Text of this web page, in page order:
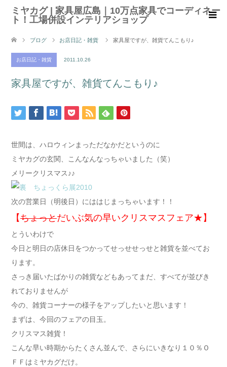
ミヤカグ | 家具屋広島｜10万点家具でコーディネー
ト！工場併設インテリアショップ
ブログ お店日記・雑貨 家具屋ですが、雑貨てんこもり♪
お店日記・雑貨 2011.10.26
家具屋ですが、雑貨てんこもり♪
世間は、ハロウィンまっただなかだというのに
ミヤカグの玄関、こんなんなっちゃいました（笑）
メリークリスマス♪♪
次の営業日（明後日）にははじまっちゃいます！！
【ちょっとだいぶ気の早いクリスマスフェア★】
とういわけで
今日と明日の店休日をつかってせっせせっせと雑貨を並べてお
ります。
さっき届いたばかりの雑貨などもあってまだ、すべてが並びき
れておりませんが
今の、雑貨コーナーの様子をアップしたいと思います！
まずは、今回のフェアの目玉。
クリスマス雑貨！
こんな早い時期からたくさん並んで、さらにいきなり１０％Ｏ
ＦＦはミヤカグだけ。